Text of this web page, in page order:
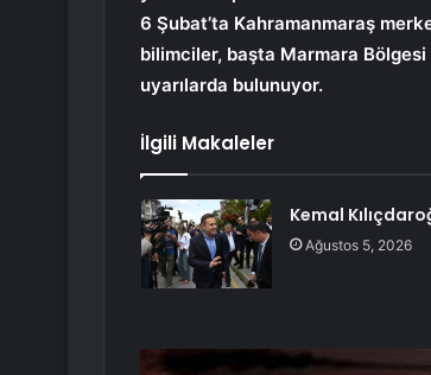
6 Şubat’ta Kahramanmaraş
bilimciler, başta Marmara
uyarılarda bulunuyor.
İlgili Makaleler
Kemal
Ağustos 5, 2026